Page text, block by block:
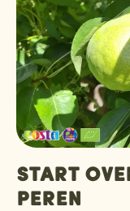
Start
peren